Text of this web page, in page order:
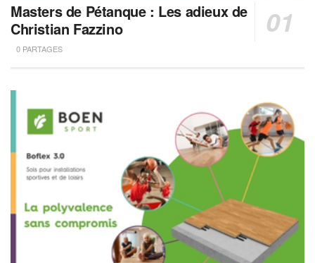
Masters de Pétanque : Les adieux de
Christian Fazzino
0 PARTAGES